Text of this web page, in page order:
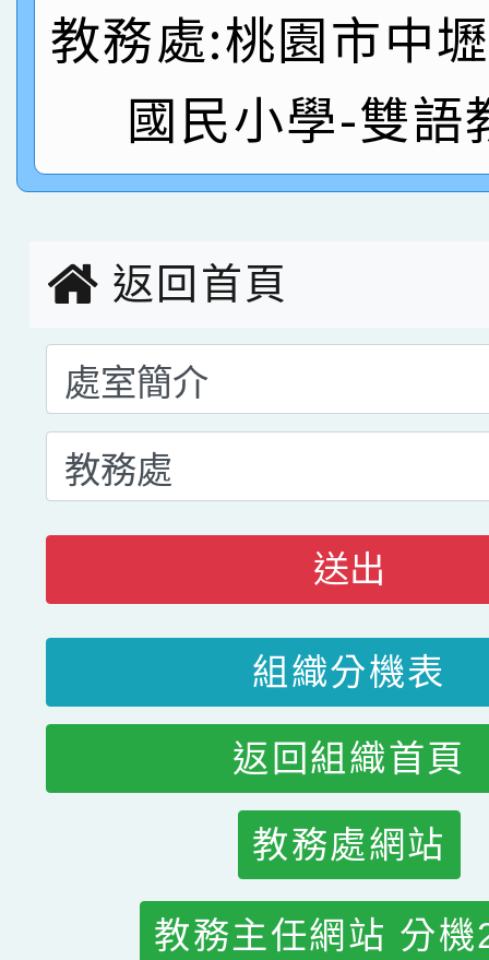
名
倩參加桃園市科展 國
名 指導老師王老師、
賀！本校四年二班張O
園市英語競賽國小朗
指導老師林老師
賀！本校參加桃園市中
創客第三名。
教務處:桃園市中
國民小學-雙語
返回首頁
送出
組織分機表
返回組織首頁
教務處網站
教務主任網站 分機